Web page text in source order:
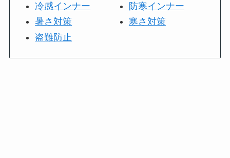
冷感インナー
暑さ対策
盗難防止
防寒インナー
寒さ対策